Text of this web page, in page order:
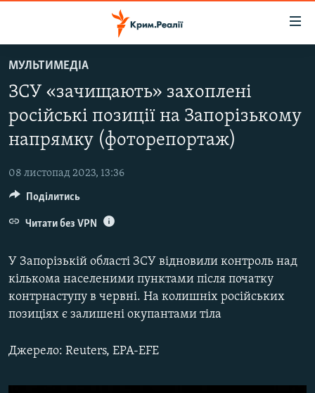
до
основного
матеріалу
Перейти
до
навігації
Перейти
ВОДА.КРИМ
ВІДЕО ТА ФОТО
ПОЛІТИКА
БЛОГИ
ПОГЛЯД
ІНТЕРВ'Ю
СПЕЦПРОЕКТИ
ДЕПОРТАЦІЯ
СВІДЧЕННЯ ОКУПАЦІЇ
ЯК ОБІЙТИ БЛОКУВАННЯ
МУЛЬТИМЕДІА
ЗСУ «зачищають» захоплені
російські позиції на Запорізькому
напрямку (фоторепортаж)
08 листопад 2023, 13:36
У Запорізькій області ЗСУ відновили контроль над
кількома населеними пунктами після початку
контрнаступу в червні. На колишніх російських
позиціях є залишені окупантами тіла
Джерело: Reuters, EPA-EFE
Поділитись
Читати без VPN